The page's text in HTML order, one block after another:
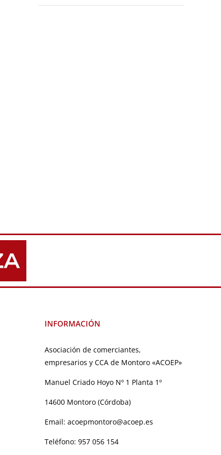
INFORMACIÓN
Asociación de comerciantes,
empresarios y CCA de Montoro «ACOEP»
Manuel Criado Hoyo Nº 1 Planta 1º
14600 Montoro (Córdoba)
Email: acoepmontoro@acoep.es
Teléfono: 957 056 154